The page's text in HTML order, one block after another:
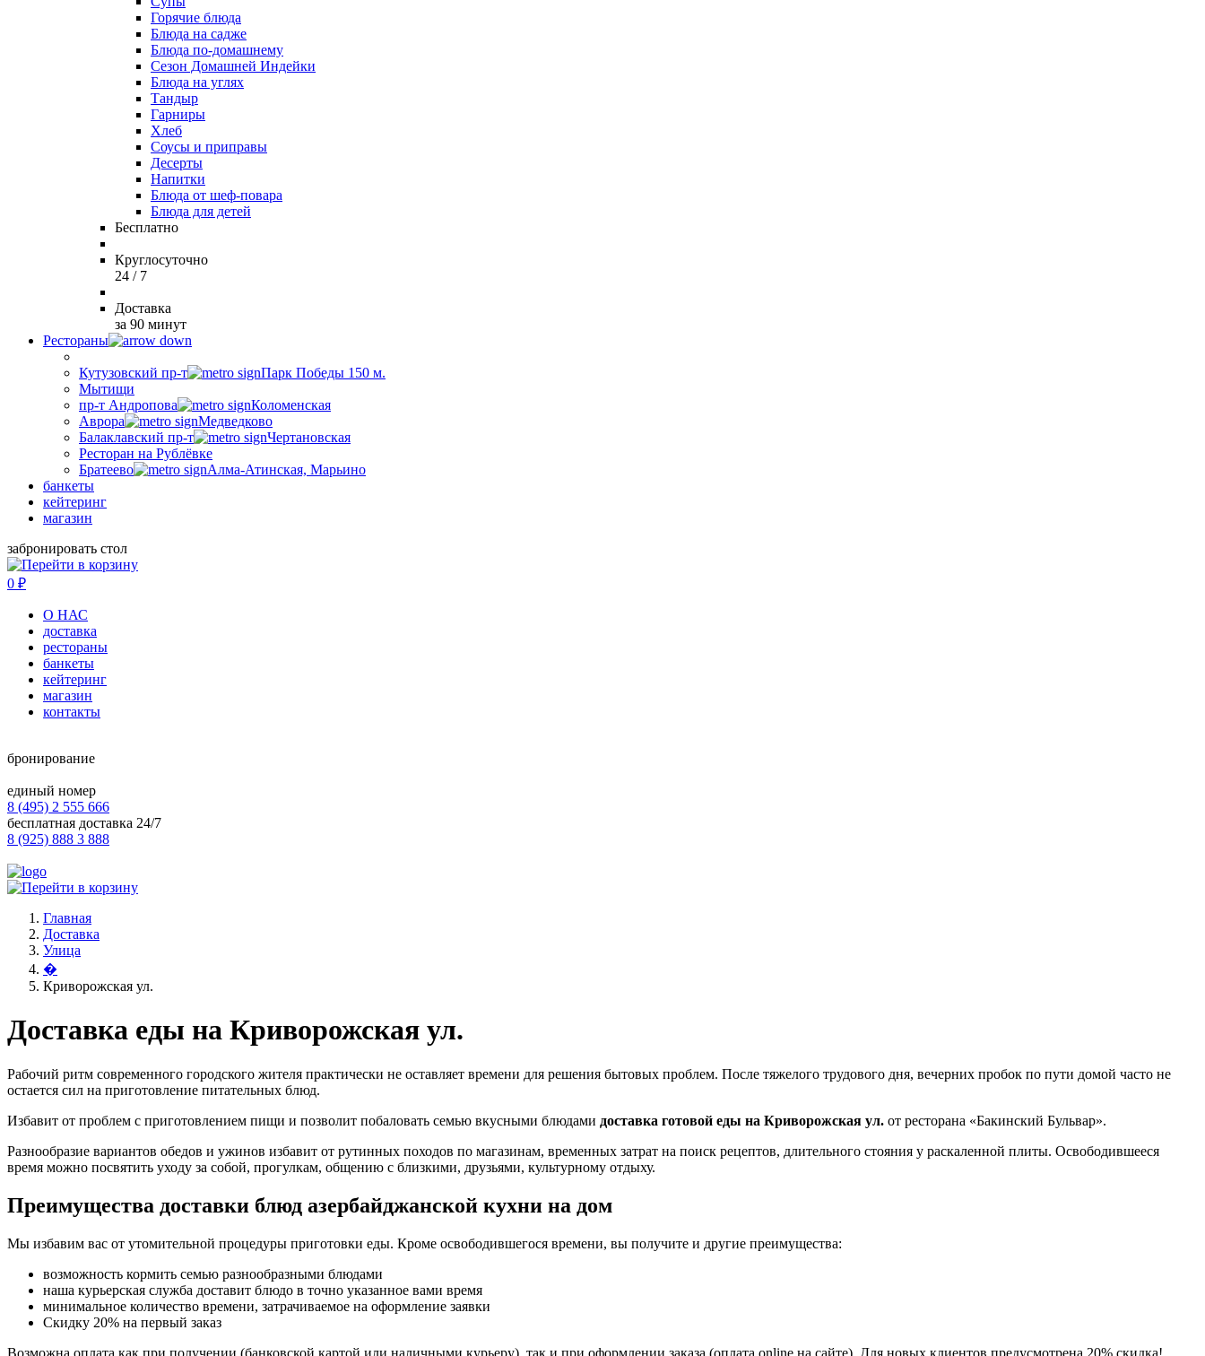
Горячие блюда
Блюда на садже
Блюда по-домашнему
Сезон Домашней Индейки
Блюда на углях
Тандыр
Гарниры
Хлеб
Соусы и приправы
Десерты
Напитки
Блюда от шеф-повара
Блюда для детей
Бесплатно
Круглосуточно
24 / 7
Доставка
за 90 минут
Рестораны
Кутузовский пр-т
Парк Победы 150 м.
Мытищи
пр-т Андропова
Коломенская
Аврора
Медведково
Балаклавский пр-т
Чертановская
Ресторан на Рублёвке
Братеево
Алма-Атинская, Марьино
банкеты
кейтеринг
магазин
забронировать стол
0 ₽
О НАС
доставка
рестораны
банкеты
кейтеринг
магазин
контакты
бронирование
единый номер
8 (495) 2 555 666
бесплатная доставка 24/7
8 (925) 888 3 888
Главная
Доставка
Улица
�
Криворожская ул.
Доставка еды на Криворожская ул.
Рабочий ритм современного городского жителя практически не оставляет времени для решения бытовых проблем. После тяжелого трудового дня, вечерних пробок по пути домой часто не
остается сил на приготовление питательных блюд.
Избавит от проблем с приготовлением пищи и позволит побаловать семью вкусными блюдами доставка готовой еды на Криворожская ул. от ресторана «Бакинский Бульвар».
Разнообразие вариантов обедов и ужинов избавит от рутинных походов по магазинам, временных затрат на поиск рецептов, длительного стояния у раскаленной плиты. Освободившееся
время можно посвятить уходу за собой, прогулкам, общению с близкими, друзьями, культурному отдыху.
Преимущества доставки блюд азербайджанской кухни на дом
Мы избавим вас от утомительной процедуры приготовки еды. Кроме освободившегося времени, вы получите и другие преимущества:
возможность кормить семью разнообразными блюдами
наша курьерская служба доставит блюдо в точно указанное вами время
минимальное количество времени, затрачиваемое на оформление заявки
Скидку 20% на первый заказ
Возможна оплата как при получении (банковской картой или наличными курьеру), так и при оформлении заказа (оплата online на сайте). Для новых клиентов предусмотрена 20% скидка!